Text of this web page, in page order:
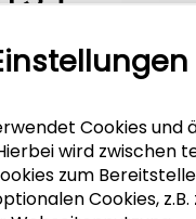
1/20. Das
Cookies und
wird zwischen
zum
Cookies, z.B.